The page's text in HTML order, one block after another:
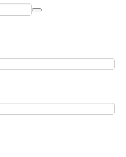
Date Picker Icon